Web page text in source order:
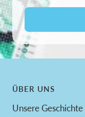
ÜBER UNS
Unsere Geschichte